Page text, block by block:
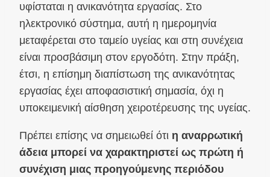
υφίσταται η ανικανότητα εργασίας. Στο
ηλεκτρονικό σύστημα, αυτή η ημερομηνία
μεταφέρεται στο ταμείο υγείας και στη συνέχεια
είναι προσβάσιμη στον εργοδότη. Στην πράξη,
έτσι, η επίσημη διαπίστωση της ανικανότητας
εργασίας έχει αποφασιστική σημασία, όχι η
υποκειμενική αίσθηση χειροτέρευσης της υγείας.
Πρέπει επίσης να σημειωθεί ότι η αναρρωτική
άδεια μπορεί να χαρακτηριστεί ως πρώτη ή
συνέχιση μιας προηγούμενης περιόδου